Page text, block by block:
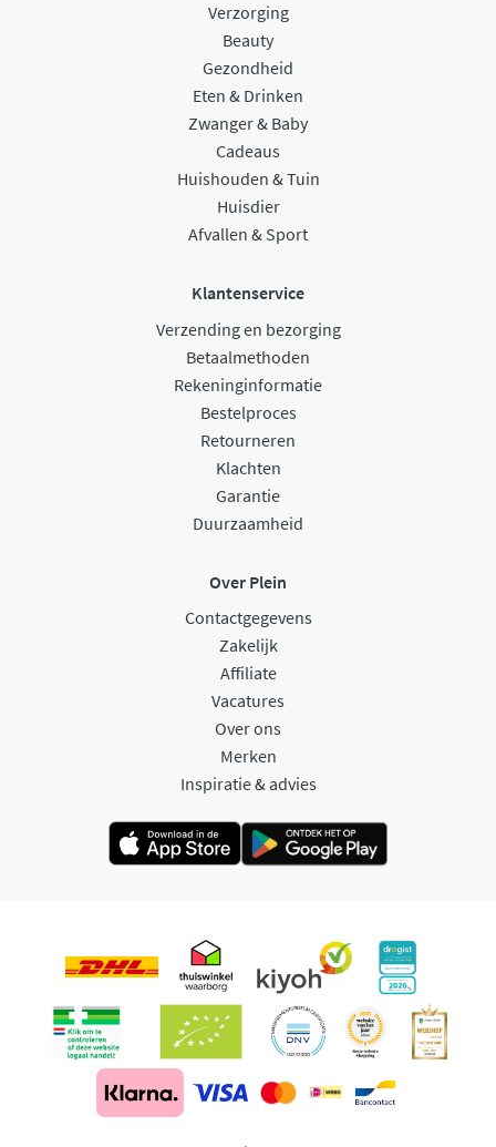
Verzorging
Beauty
Gezondheid
Eten & Drinken
Zwanger & Baby
Cadeaus
Huishouden & Tuin
Huisdier
Afvallen & Sport
Klantenservice
Verzending en bezorging
Betaalmethoden
Rekeninginformatie
Bestelproces
Retourneren
Klachten
Garantie
Duurzaamheid
Over Plein
Contactgegevens
Zakelijk
Affiliate
Vacatures
Over ons
Merken
Inspiratie & advies